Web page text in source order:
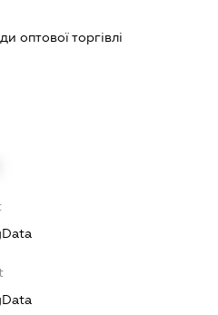
оптової торгівлі